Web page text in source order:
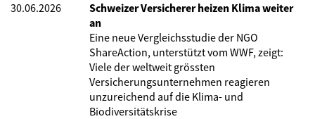
30.06.2026
Schweizer Versicherer heizen Klima weiter
an
Eine neue Vergleichsstudie der NGO
ShareAction, unterstützt vom WWF, zeigt:
Viele der weltweit grössten
Versicherungsunternehmen reagieren
unzureichend auf die Klima- und
Biodiversitätskrise